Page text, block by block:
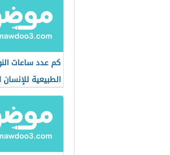
كم عدد ساعات
الطبيعية للإنسان